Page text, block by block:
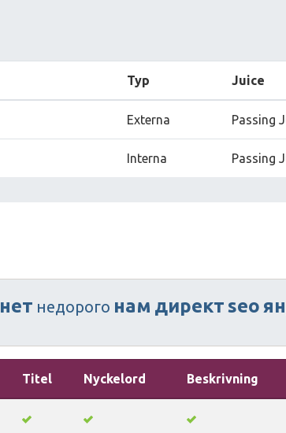
Typ Juice
Externa Passing
Interna Passing
нет недорого нам директseo
Titel Nyckelord Beskrivning